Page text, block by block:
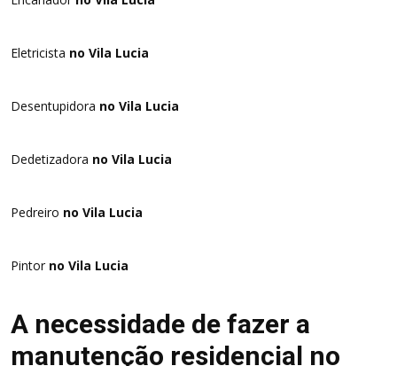
Eletricista no Vila Lucia
Desentupidora no Vila Lucia
Dedetizadora no Vila Lucia
Pedreiro no Vila Lucia
Pintor no Vila Lucia
A necessidade de fazer a
manutenção residencial no